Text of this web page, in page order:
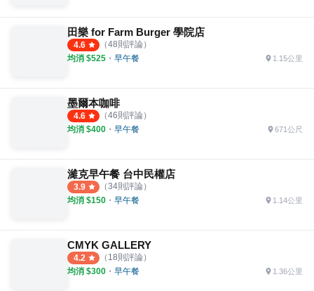
田樂 for Farm Burger 學院店
4.6 （48則評論）
均消 $525 ・ 早午餐 1.15公里
墨爾本咖啡
4.6 （46則評論）
均消 $400 ・ 早午餐 671公尺
濰克早午餐 台中民權店
3.9 （34則評論）
均消 $150 ・ 早午餐 1.14公里
CMYK GALLERY
4.2 （ 18則評論）
均消 $300 ・ 早午餐 1.36公里